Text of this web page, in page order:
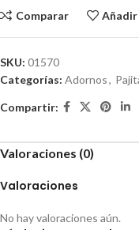
Comparar Añadir
SKU: 01570
Categorías: Adornos,
Compartir:
Valoraciones (0)
Valoraciones
No hay valoraciones aún.